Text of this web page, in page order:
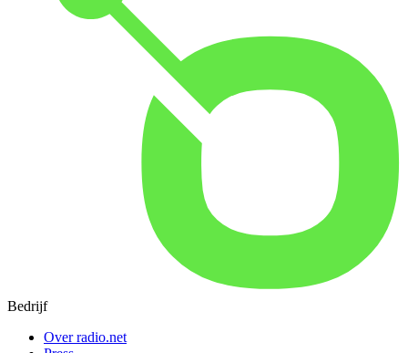
Bedrijf
Over radio.net